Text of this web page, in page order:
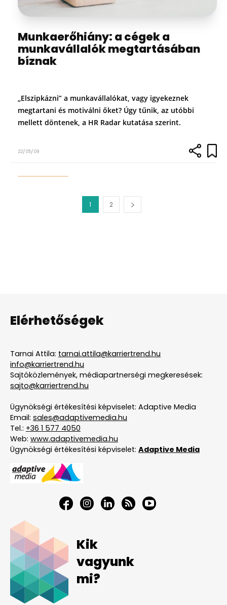
Munkaerőhiány: a cégek a
munkavállalók megtartásában
bíznak
„Elszipkázni” a munkavállalókat, vagy igyekeznek
megtartani és motiválni őket? Úgy tűnik, az utóbbi
mellett döntenek, a HR Radar kutatása szerint.
22/05/09
1 2
Elérhetőségek
Tarnai Attila: tarnai.attila@karriertrend.hu
info@karriertrend.hu
Sajtóközlemények, médiapartnerségi megkeresések:
sajto@karriertrend.hu
Ügynökségi értékesítési képviselet: Adaptive Media
Email: sales@adaptivemedia.hu
Tel.: +36 1 577 4050
Web: www.adaptivemedia.hu
Ügynökségi értékesítési képviselet: Adaptive Media
Kik
vagyunk
mi?